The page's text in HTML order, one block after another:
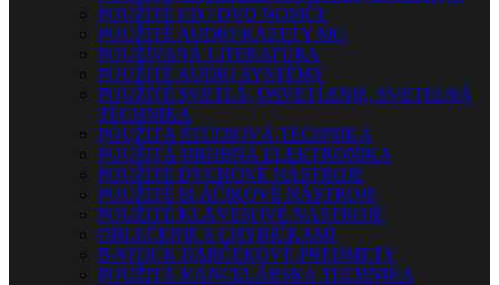
POUŽITÉ CD / DVD NOSIČE
POUŽITÉ AUDIO KAZETY MG
POUŽÍVANÁ LITERATÚRA
POUŽITÉ AUDIO SYSTÉMY
POUŽITÉ SVETLÁ, OSVETLENIE, SVETELNÁ
TECHNIKA
POUŽITÁ ŠTÚDIOVÁ TECHNIKA
POUŽITÁ DROBNÁ ELEKTRONIKA
POUŽITÉ DYCHOVÉ NÁSTROJE
POUŽITÉ SLÁČIKOVÉ NÁSTROJE
POUŽITÉ KLÁVESOVÉ NÁSTROJE
OBLEČENIE S CHYBIČKAMI
B-STOCK DARČEKOVÉ PREDMETY
POUŽITÁ KANCELÁRSKA TECHNIKA